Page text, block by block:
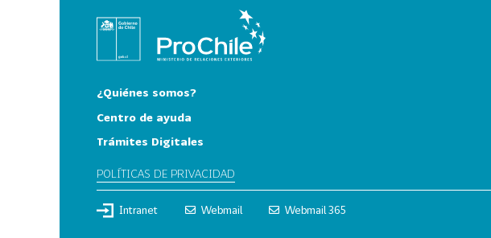
¿Quiénes somos?
Centro de ayuda
Trámites Digitales
POLÍTICAS DE PRIVACIDAD
Intranet Webmail Webmail 365